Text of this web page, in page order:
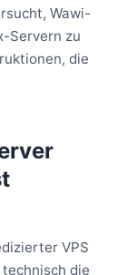
Wawi-
Servern zu
die
VPS
die